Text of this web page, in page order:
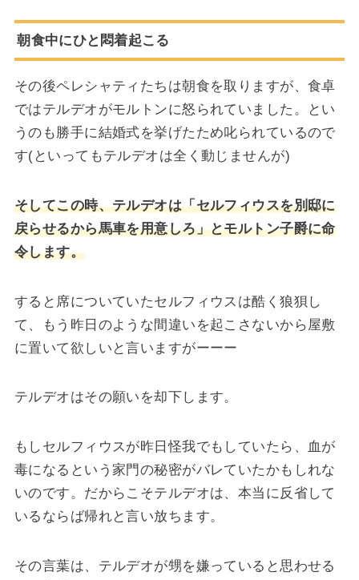
朝食中にひと悶着起こる
その後ペレシャティたちは朝食を取りますが、食卓
ではテルデオがモルトンに怒られていました。とい
うのも勝手に結婚式を挙げたため叱られているので
す(といってもテルデオは全く動じませんが)
そしてこの時、テルデオは「セルフィウスを別邸に
戻らせるから馬車を用意しろ」とモルトン子爵に命
令します。
すると席についていたセルフィウスは酷く狼狽し
て、もう昨日のような間違いを起こさないから屋敷
に置いて欲しいと言いますがーーー
テルデオはその願いを却下します。
もしセルフィウスが昨日怪我でもしていたら、血が
毒になるという家門の秘密がバレていたかもしれな
いのです。だからこそテルデオは、本当に反省して
いるならば帰れと言い放ちます。
その言葉は、テルデオが甥を嫌っていると思わせる